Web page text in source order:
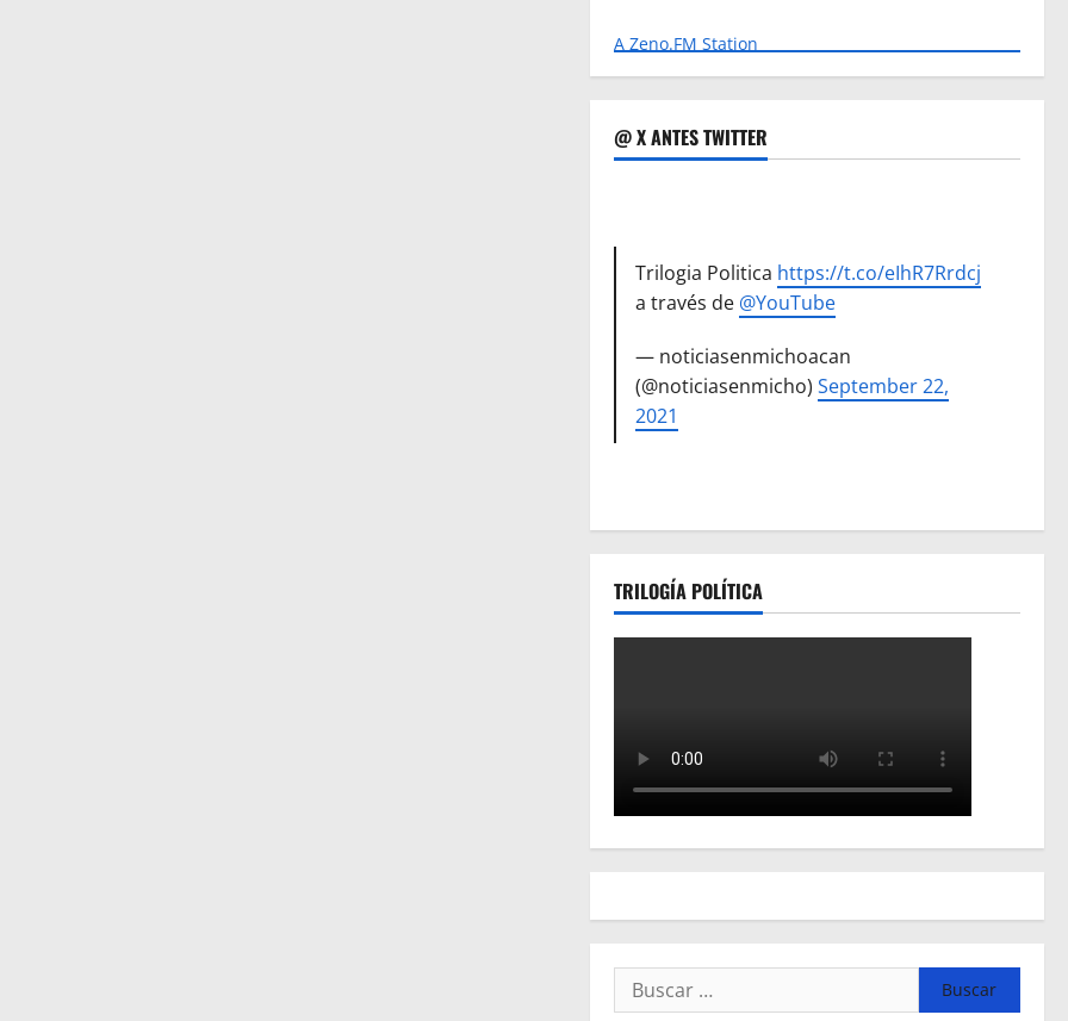
A Zeno.FM Station
@ X ANTES TWITTER
Trilogia Politica https://t.co/eIhR7Rrdcj
a través de @YouTube
— noticiasenmichoacan
(@noticiasenmicho)September 22,
2021
TRILOGÍA POLÍTICA
Buscar: